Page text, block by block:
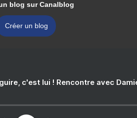
blog sur Canalblog
Créer un blog
c'est lui ! Rencontre avec